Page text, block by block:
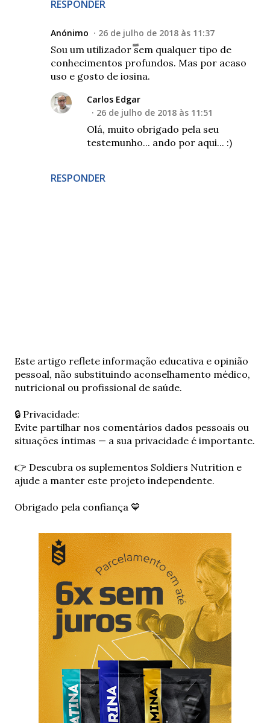
RESPONDER
Anónimo 26 de julho de 2018 às 11:37
Sou um utilizador sem qualquer tipo de
conhecimentos profundos. Mas por acaso
uso e gosto de iosina.
RESPONDER
Carlos Edgar
26 de julho de 2018 às 11:51
Olá, muito obrigado pela seu
testemunho... ando por aqui... :)
E
n
v
a
r
u
c
o
e
Este artigo reflete informação educativa e opinião
pessoal, não substituindo aconselhamento médico,
nutricional ou profissional de saúde.
🔒 Privacidade:
Evite partilhar nos comentários dados pessoais ou
situações íntimas — a sua privacidade é importante.
👉 Descubra os suplementos Soldiers Nutrition e
ajude a manter este projeto independente.
Obrigado pela confiança 💙